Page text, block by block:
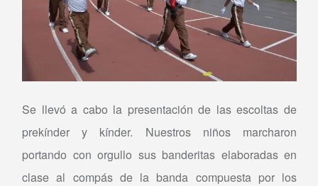
Se llevó a cabo la presentación de las escoltas de
prekínder y kínder. Nuestros niños marcharon
portando con orgullo sus banderitas elaboradas en
clase al compás de la banda compuesta por los